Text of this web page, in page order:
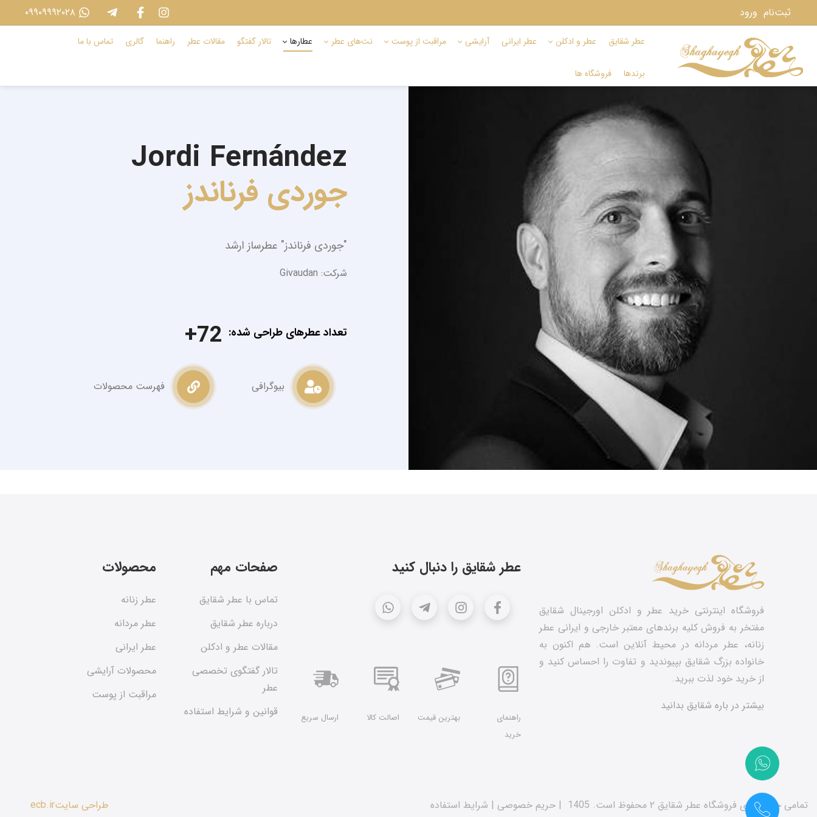
ثبت‌نام ورود
عطر شقایق عطر و ادکلن عطر ایرانی آرایشی مراقبت از پوست نت‌های عطر عطارها تالار گفتگو مقالات عطر راهنما گالری تماس با ما
برندها فروشگاه ها
Jordi Fernández
جوردی فرناندز
"جوردی فرناندز" عطرساز ارشد
شرکت: Givaudan
72 تعداد عطرهای طراحی شده
بیوگرافی فهرست محصولات
فروشگاه اینترنتی خرید عطر و ادکلن اورجینال شقایق
مفتخر به فروش کلیه برندهای معتبر خارجی و ایرانی عطر
زنانه، عطر مردانه در محیط آنلاین است. هم‌ اکنون به
خانواده بزرگ شقایق بپیوندید و تفاوت را احساس کنید و
از خرید خود لذت ببرید.
بیشتر در باره شقایق بدانید
عطر شقایق را دنبال کنید
راهنمای
خرید
بهترین قیمت اصالت کالا ارسال سریع
صفحات مهم
تماس با عطر شقایق
درباره عطر شقایق
مقالات عطر و ادکلن
تالار گفتگوی تخصصی
عطر
قوانین و شرایط استفاده
محصولات
عطر زنانه
عطر مردانه
عطر ایرانی
محصولات آرایشی
مراقبت از پوست
تمامی حقوق برای فروشگاه عطر شقایق ۲ محفوظ است. 1405 | حریم خصوصی | شرایط استفاده طراحی سایتecb.ir